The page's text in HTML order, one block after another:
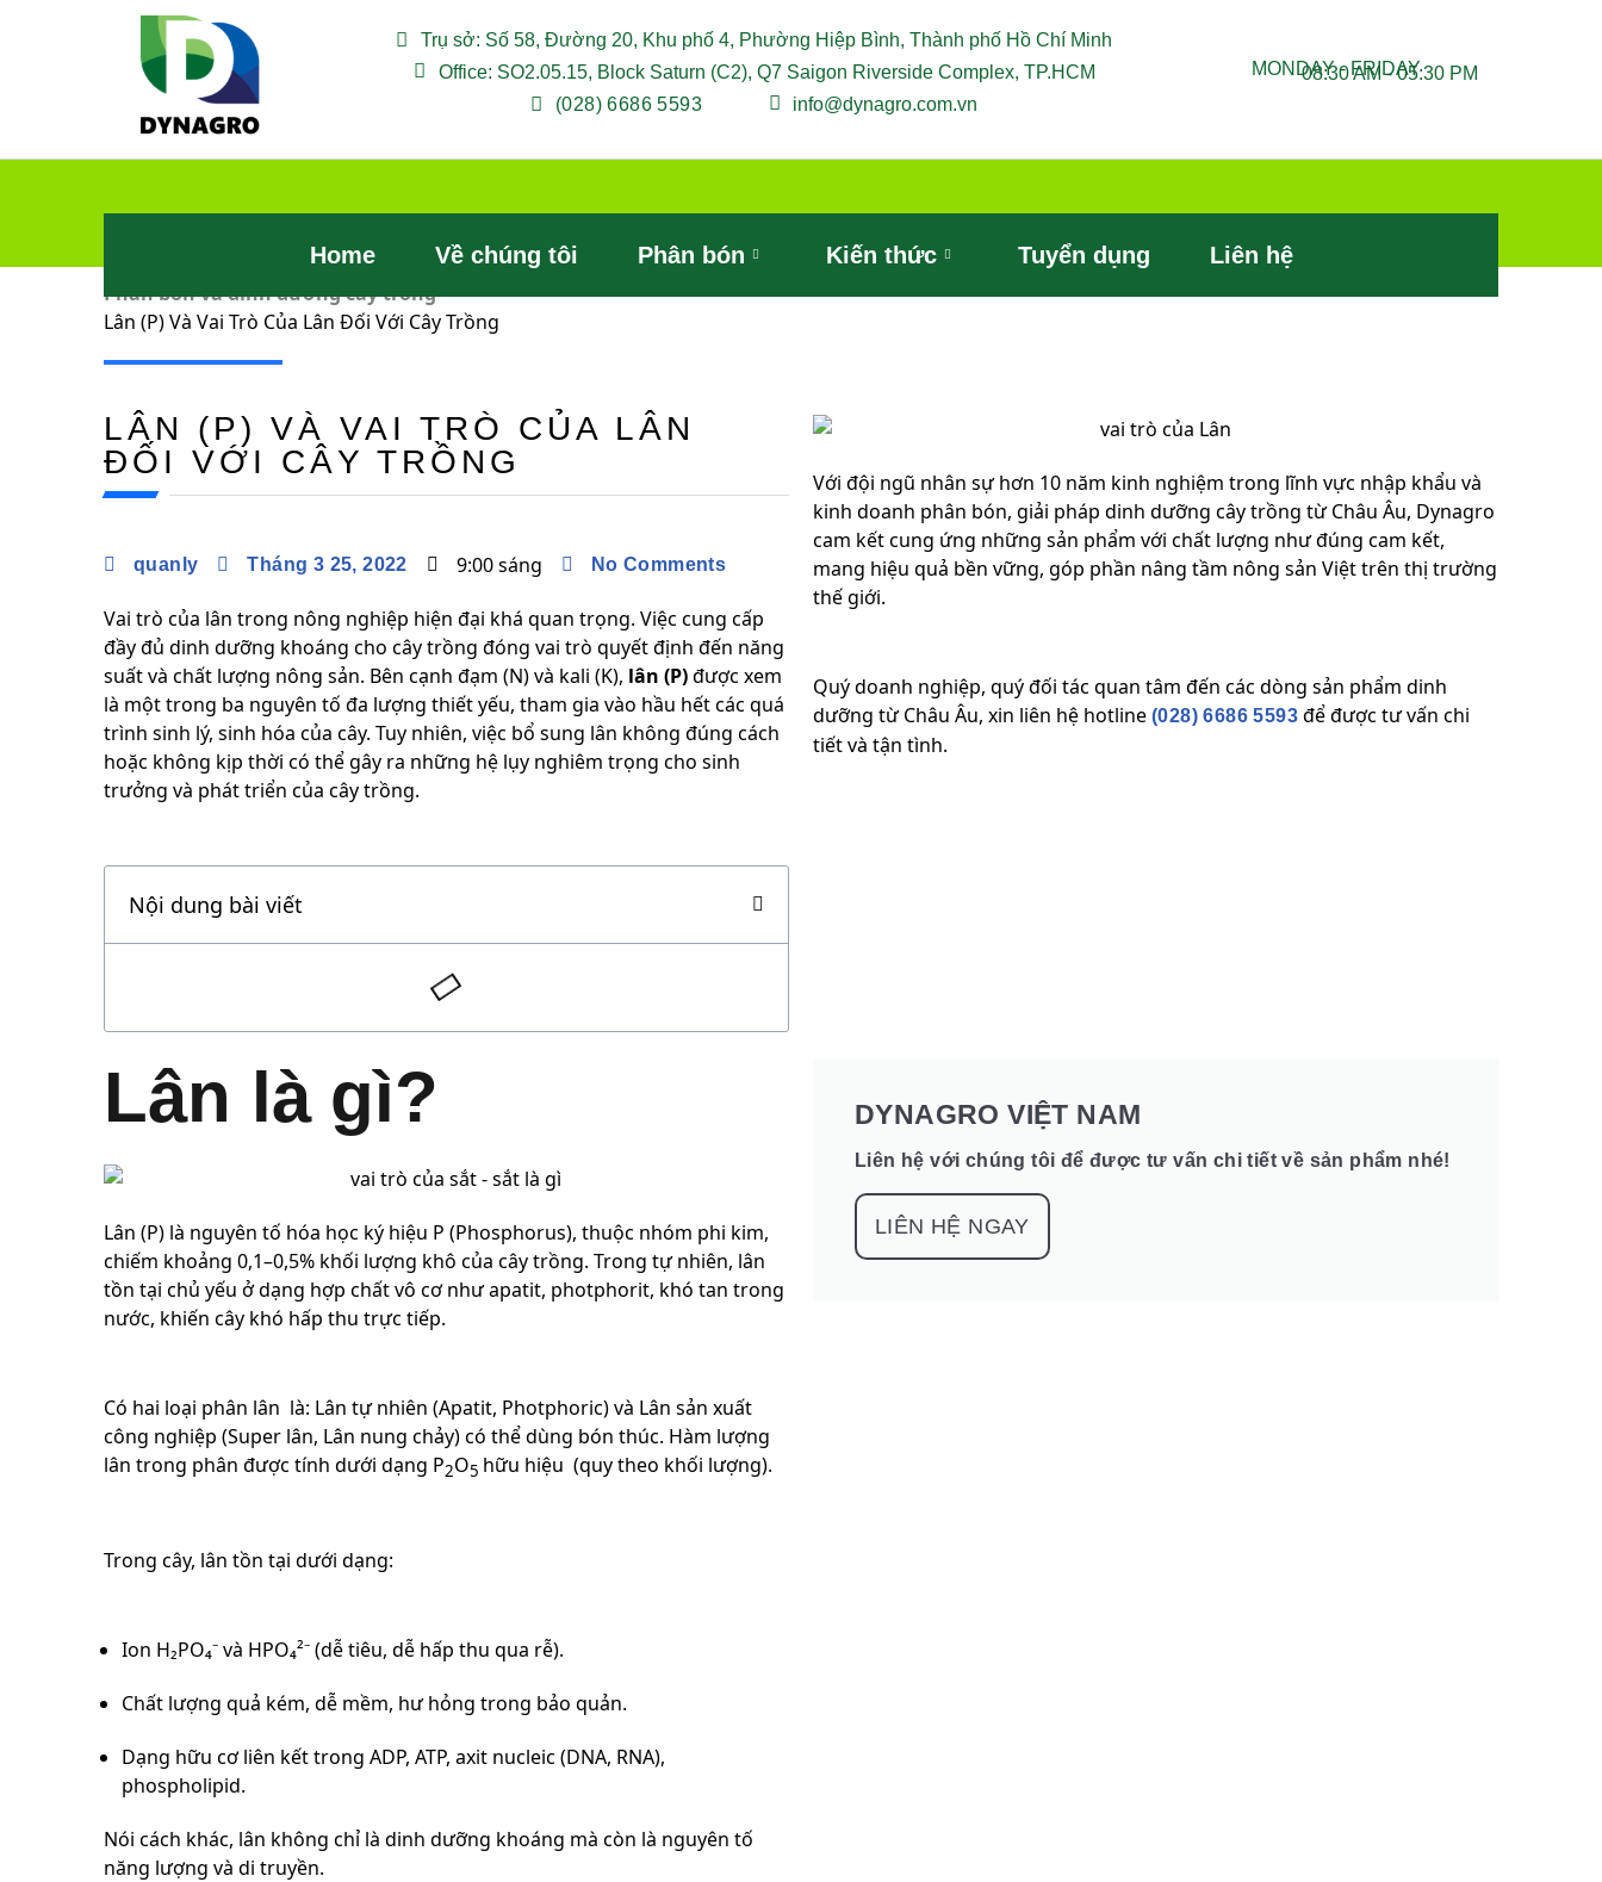
Trụ sở: Số 58, Đường 20, Khu phố 4, Phường Hiệp Bình, Thành phố Hồ Chí Minh
Office: SO2.05.15, Block Saturn (C2), Q7 Saigon Riverside Complex, TP.HCM
(028) 6686 5593
info@dynagro.com.vn
MONDAY - FRIDAY
08:30 AM - 05:30 PM
Home Về chúng tôi Phân bón Kiến thức Tuyển dụng
Liên hệ
Phân bón và dinh dưỡng cây trồng
Lân (P) Và Vai Trò Của Lân Đối Với Cây Trồng
LÂN (P) VÀ VAI TRÒ CỦA LÂN
ĐỐI VỚI CÂY TRỒNG
quanly Tháng 3 25, 2022 9:00 sáng No Comments
Vai trò của lân trong nông nghiệp hiện đại khá quan trọng. Việc cung cấp
đầy đủ dinh dưỡng khoáng cho cây trồng đóng vai trò quyết định đến năng
suất và chất lượng nông sản. Bên cạnh đạm (N) và kali (K), lân (P)được xem
là một trong ba nguyên tố đa lượng thiết yếu, tham gia vào hầu hết các quá
trình sinh lý, sinh hóa của cây. Tuy nhiên, việc bổ sung lân không đúng cách
hoặc không kịp thời có thể gây ra những hệ lụy nghiêm trọng cho sinh
trưởng và phát triển của cây trồng.
Nội dung bài viết
Lân là gì?
Lân (P) là nguyên tố hóa học ký hiệu P (Phosphorus), thuộc nhóm phi kim,
chiếm khoảng 0,1–0,5% khối lượng khô của cây trồng. Trong tự nhiên, lân
tồn tại chủ yếu ở dạng hợp chất vô cơ như apatit, photphorit, khó tan trong
nước, khiến cây khó hấp thu trực tiếp.
Có hai loại phân lân là: Lân tự nhiên (Apatit, Photphoric) và Lân sản xuất
công nghiệp (Super lân, Lân nung chảy) có thể dùng bón thúc. Hàm lượng
lân trong phân được tính dưới dạng P2O5 hữu hiệu (quy theo khối lượng).
Trong cây, lân tồn tại dưới dạng:
Ion H₂PO₄⁻ và HPO₄²⁻ (dễ tiêu, dễ hấp thu qua rễ).
Chất lượng quả kém, dễ mềm, hư hỏng trong bảo quản.
Dạng hữu cơ liên kết trong ADP, ATP, axit nucleic (DNA, RNA),
phospholipid.
Nói cách khác, lân không chỉ là dinh dưỡng khoáng mà còn là nguyên tố
năng lượng và di truyền.
Với đội ngũ nhân sự hơn 10 năm kinh nghiệm trong lĩnh vực nhập khẩu và
kinh doanh phân bón, giải pháp dinh dưỡng cây trồng từ Châu Âu, Dynagro
cam kết cung ứng những sản phẩm với chất lượng như đúng cam kết,
mang hiệu quả bền vững, góp phần nâng tầm nông sản Việt trên thị trường
thế giới.
Quý doanh nghiệp, quý đối tác quan tâm đến các dòng sản phẩm dinh
dưỡng từ Châu Âu, xin liên hệ hotline (028) 6686 5593 để được tư vấn chi
tiết và tận tình.
DYNAGRO VIỆT NAM
Liên hệ với chúng tôi để được tư vấn chi tiết về sản phẩm nhé!
LIÊN HỆ NGAY